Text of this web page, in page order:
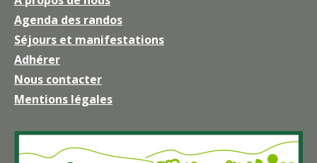
Facebook
s'ouvre
dans
une
nouvelle
fenêtre
Agenda des randos
Séjours et manifestations
Adhérer
Nous contacter
Mentions légales